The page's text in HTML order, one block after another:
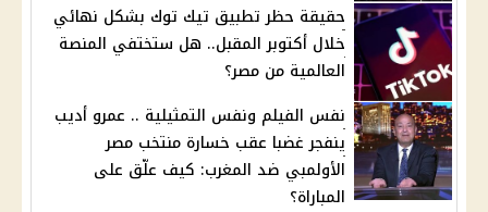
حقيقة حظر تطبيق تيك توك بشكل نهائي
خلال أكتوبر المقبل.. هل ستختفي المنصة
العالمية من مصر؟
نفس الفيلم ونفس التمثيلية .. عمرو أديب
ينفجر غضبا عقب خسارة منتخب مصر
الأولمبي ضد المغرب: كيف علّق على
المباراة؟